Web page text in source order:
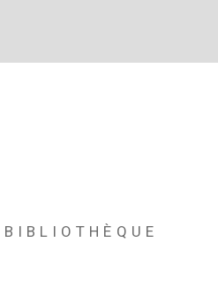
BIBLIOTHÈQUE